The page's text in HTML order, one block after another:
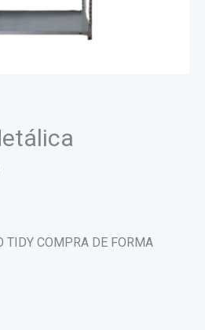
TIDY COMPRA DE FORMA